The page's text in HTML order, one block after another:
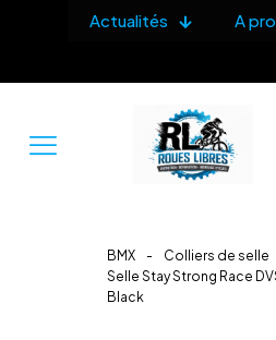
Actualités A
BMX - Colliers de selle
Selle Stay Strong Race
Black